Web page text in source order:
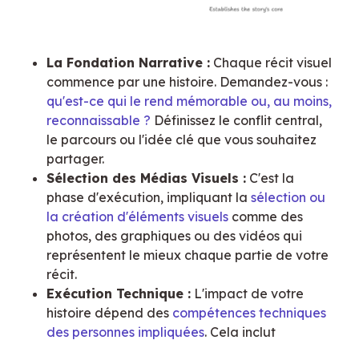
La Fondation Narrative : Chaque récit visuel
commence par une histoire. Demandez-vous :
qu'est-ce qui le rend mémorable ou, au moins,
reconnaissable ? Définissez le conflit central,
le parcours ou l'idée clé que vous souhaitez
partager.
Sélection des Médias Visuels : C'est la
phase d'exécution, impliquant la sélection ou
la création d'éléments visuels comme des
photos, des graphiques ou des vidéos qui
représentent le mieux chaque partie de votre
récit.
Exécution Technique : L'impact de votre
histoire dépend des compétences techniques
des personnes impliquées. Cela inclut